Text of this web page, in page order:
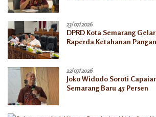
23/07/2026
DPRD Kota Semarang
Raperda Ketahanan
22/07/2026
Joko Widodo Soroti
Semarang Baru 45 Persen